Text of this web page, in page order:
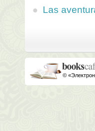
Las
©